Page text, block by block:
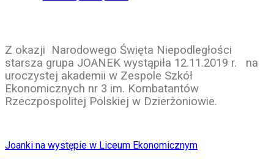
Z okazji Narodowego Święta Niepodległości
starsza grupa JOANEK wystąpiła 12.11.2019 r.
na
uroczystej akademii w Zespole Szkół
Ekonomicznych nr 3 im. Kombatantów
Rzeczpospolitej Polskiej w Dzierżoniowie.
Joanki na występie w Liceum Ekonomicznym